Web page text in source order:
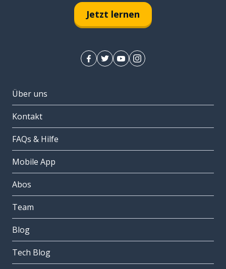
Jetzt lernen
Über uns
Kontakt
FAQs & Hilfe
Mobile App
Abos
Team
Blog
Tech Blog